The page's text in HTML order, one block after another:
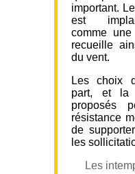
important.
est
comme
recueille
du vent.
Les choix
part, et la
proposés
résistance
de
les
Les